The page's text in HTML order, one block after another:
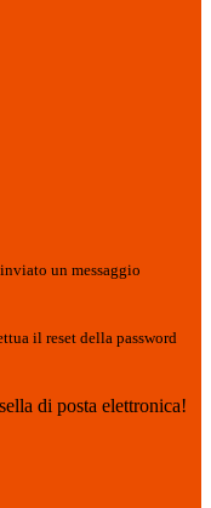
un messaggio
il reset della password
di posta elettronica!